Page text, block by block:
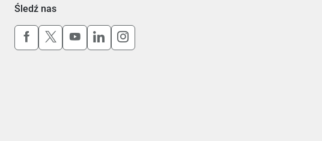
Śledź nas
Uwaga, link otworzy się w nowym oknie
Uwaga, link otworzy się w nowym oknie
Uwaga, link otworzy się w nowym oknie
Uwaga, link otworzy się w nowym oknie
Uwaga, link otworzy się w nowym oknie